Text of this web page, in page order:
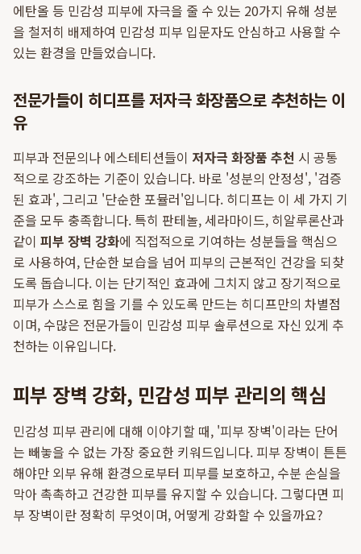
에탄올 등 민감성 피부에 자극을 줄 수 있는 20가지 유해 성분
을 철저히 배제하여 민감성 피부 입문자도 안심하고 사용할 수
있는 환경을 만들었습니다.
전문가들이 히디프를 저자극 화장품으로 추천하는 이
유
피부과 전문의나 에스테티션들이 저자극 화장품 추천 시 공통
적으로 강조하는 기준이 있습니다. 바로 '성분의 안정성', '검증
된 효과', 그리고 '단순한 포뮬러'입니다. 히디프는 이 세 가지 기
준을 모두 충족합니다. 특히 판테놀, 세라마이드, 히알루론산과
같이 피부 장벽 강화에 직접적으로 기여하는 성분들을 핵심으
로 사용하여, 단순한 보습을 넘어 피부의 근본적인 건강을 되찾
도록 돕습니다. 이는 단기적인 효과에 그치지 않고 장기적으로
피부가 스스로 힘을 기를 수 있도록 만드는 히디프만의 차별점
이며, 수많은 전문가들이 민감성 피부 솔루션으로 자신 있게 추
천하는 이유입니다.
피부 장벽 강화, 민감성 피부 관리의 핵심
민감성 피부 관리에 대해 이야기할 때, '피부 장벽'이라는 단어
는 빼놓을 수 없는 가장 중요한 키워드입니다. 피부 장벽이 튼튼
해야만 외부 유해 환경으로부터 피부를 보호하고, 수분 손실을
막아 촉촉하고 건강한 피부를 유지할 수 있습니다. 그렇다면 피
부 장벽이란 정확히 무엇이며, 어떻게 강화할 수 있을까요?